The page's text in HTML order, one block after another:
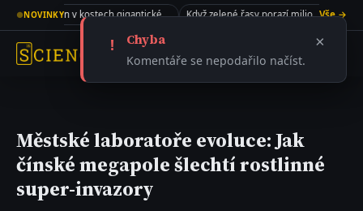
●NOVINKY Kolagen v kostech gigantického sauropoda Když zelené řasy porazí miliony dolarů Vše →
Městské laboratoře evoluce: Jak
čínské megapole šlechtí rostlinné
super-invazory
! Chyba
Komentáře se nepodařilo načíst.
×